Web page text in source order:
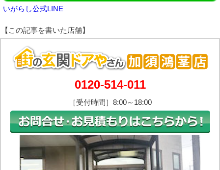
いがらし公式LINE
0120-514-011
［受付時間］8:00～18:00